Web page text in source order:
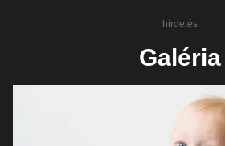
hirdetés
Galéria